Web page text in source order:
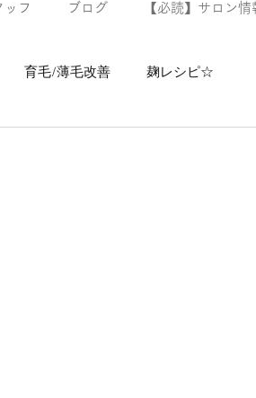
フ ブログ 【必読】サロン情
育毛/薄毛改善 麹レシピ☆